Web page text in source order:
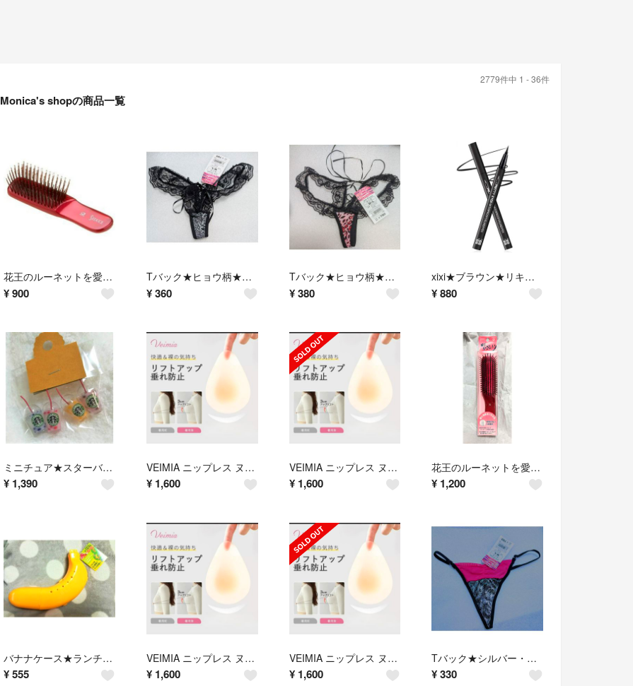
2779件中 1 - 36件
Monica's shopの商品一覧
花王のルーネットを愛用されていた方に★毛先が球状★セデュウス★ヘアブラシ★赤★
¥900
Tバック★ヒョウ柄★グレー系★ショーツ★M-Lサイズ★編み上げ★54%OFF★
¥360
Tバック★ヒョウ柄★ピンク系★ショーツ★M-Lサイズ★編み上げ★51%OFF★
¥ 380
xixi★ブラウン★リキッドアイライナー★シスターアン以上にハイレベル★1本★
¥880
ミニチュア★スターバックス★カラータピオカ入り４種類セット★ドールハウス★
¥ 1,390
VEIMIA ニップレス ヌーブラ★L★0.2CM超薄 シリコンブラ強粘着パッド
¥ 1,600
VEIMIA ニップレス ヌーブラ★L★0.2CM超薄 シリコンブラ強粘着パッド
¥ 1,600
花王のルーネットを愛用されていた方に★毛先が球状★セデュウス★ブラシ★L★赤★
¥ 1,200
バナナケース★ランチタイムやおやつに★栄養補給に★スポーツ選手も持ってます★
¥555
VEIMIA ニップレス ヌーブラ★M★0.2CM超薄 シリコンブラ強粘着パッド
¥ 1,600
VEIMIA ニップレス ヌーブラ★L★0.2CM超薄 シリコンブラ強粘着パッド
¥ 1,600
Tバック★シルバー・黒・ピンク★M-Lサイズ★58 %OFF★お買い得★
¥330